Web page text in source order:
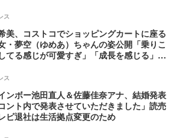
ス
美、コストコでショッピングカートに座る
・夢空（ゆめあ）ちゃんの姿公開「乗りこ
てる感じが可愛すぎ」「成長を感じる」の
ス
ンボー池田直人＆佐藤佳奈アナ、結婚発表
コント内で発表させていただきました」読売
ビ退社は生活拠点変更のため